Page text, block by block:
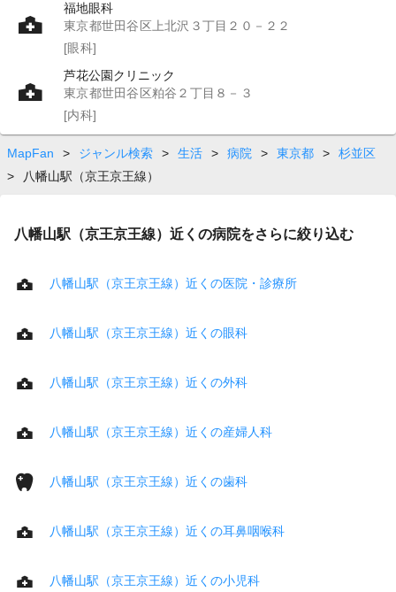
福地眼科
東京都世田谷区上北沢３丁目２０－２２
[眼科]
芦花公園クリニック
東京都世田谷区粕谷２丁目８－３
[内科]
MapFan > ジャンル検索 > 生活 > 病院 > 東京都 >
杉並区
>
八幡山駅（京王京王線）
八幡山駅（京王京王線）近くの病院をさらに絞り込む
八幡山駅（京王京王線）近くの医院・診療所
八幡山駅（京王京王線）近くの眼科
八幡山駅（京王京王線）近くの外科
八幡山駅（京王京王線）近くの産婦人科
八幡山駅（京王京王線）近くの歯科
八幡山駅（京王京王線）近くの耳鼻咽喉科
八幡山駅（京王京王線）近くの小児科